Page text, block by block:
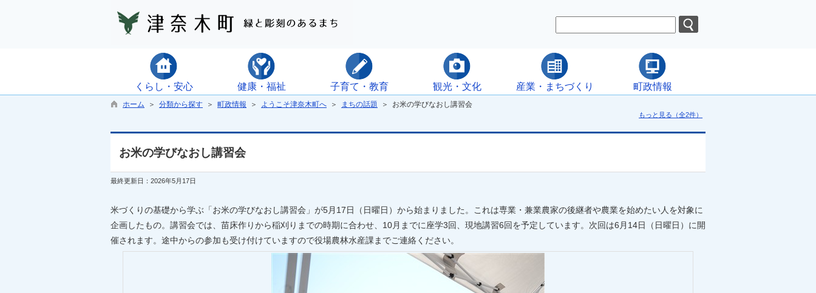
くらし・安心 健康・福祉 子育て・教育 観光・文化 産業・まちづくり 町政情報
ホーム ＞ 分類から探す ＞ 町政情報 ＞ ようこそ津奈木町へ ＞ まちの話題 ＞ お米の学びなおし講習会
もっと見る（全2件）
お米の学びなおし講習会
最終更新日：2026年5月17日
米づくりの基礎から学ぶ「お米の学びなおし講習会」が5月17日（日曜日）から始まりました。これは専業・兼業農家の後継者や農業を始めたい人を対象に
企画したもの。講習会では、苗床作りから稲刈りまでの時期に合わせ、10月までに座学3回、現地講習6回を予定しています。次回は6月14日（日曜日）に開
催されます。途中からの参加も受け付けていますので役場農林水産課までご連絡ください。